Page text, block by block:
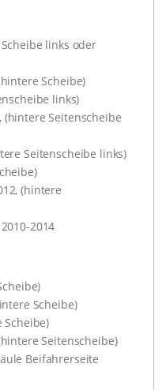
links oder
Scheibe)
links)
(hintere Seitenscheibe
Seitenscheibe links)
(hintere
2014
Scheibe)
Scheibe)
Seitenscheibe)
Beifahrerseite